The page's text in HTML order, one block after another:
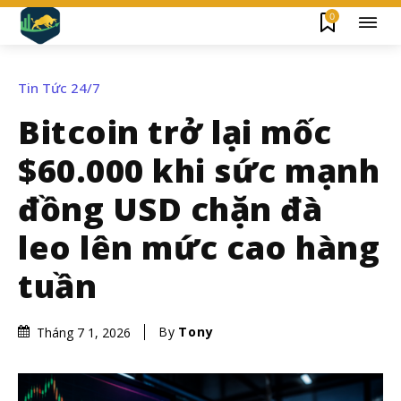
0
Tin Tức 24/7
Bitcoin trở lại mốc
$60.000 khi sức mạnh
đồng USD chặn đà
leo lên mức cao hàng
tuần
Tháng 7 1, 2026 By Tony